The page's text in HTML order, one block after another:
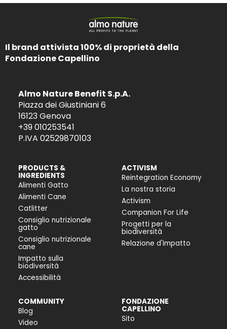
Il brand attivista 100% di proprietà della
Fondazione Capellino
Almo Nature Benefit S.p.A.
Piazza dei Giustiniani 6
16123 Genova
+39 010253541
P.IVA 02529870103
PRODUCTS &
INGREDIENTS
Alimenti Gatto
Alimenti Cane
Catlitter
Consiglio nutrizionale
gatto
Consiglio nutrizionale
cane
Impatto sulla
biodiversità
Accessibilità
ACTIVISM
Reintegration Economy
La nostra storia
Activism
Companion For Life
Progetti per la
biodiversità
Relazione d'Impatto
COMMUNITY
Blog
Video
FONDAZIONE
CAPELLINO
Sito